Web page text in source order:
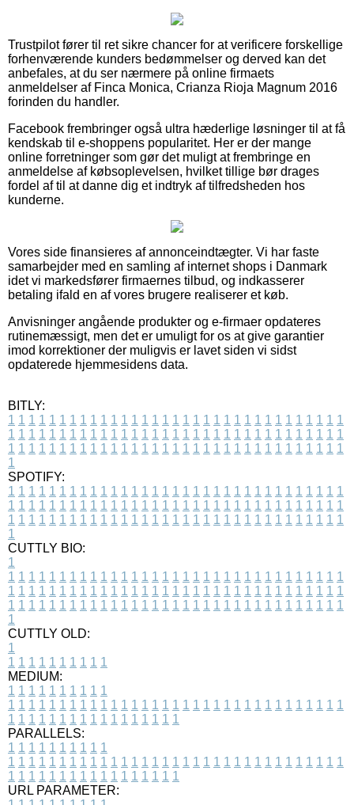
Trustpilot fører til ret sikre chancer for at verificere forskellige
forhenværende kunders bedømmelser og derved kan det
anbefales, at du ser nærmere på online firmaets
anmeldelser af Finca Monica, Crianza Rioja Magnum 2016
forinden du handler.
Facebook frembringer også ultra hæderlige løsninger til at få
kendskab til e-shoppens popularitet. Her er der mange
online forretninger som gør det muligt at frembringe en
anmeldelse af købsoplevelsen, hvilket tillige bør drages
fordel af til at danne dig et indtryk af tilfredsheden hos
kunderne.
Vores side finansieres af annonceindtægter. Vi har faste
samarbejder med en samling af internet shops i Danmark
idet vi markedsfører firmaernes tilbud, og indkasserer
betaling ifald en af vores brugere realiserer et køb.
Anvisninger angående produkter og e-firmaer opdateres
rutinemæssigt, men det er umuligt for os at give garantier
imod korrektioner der muligvis er lavet siden vi sidst
opdaterede hjemmesidens data.
BITLY:
1 1 1 1 1 1 1 1 1 1 1 1 1 1 1 1 1 1 1 1 1 1 1 1 1 1 1 1 1 1 1 1 1
1 1 1 1 1 1 1 1 1 1 1 1 1 1 1 1 1 1 1 1 1 1 1 1 1 1 1 1 1 1 1 1 1
1 1 1 1 1 1 1 1 1 1 1 1 1 1 1 1 1 1 1 1 1 1 1 1 1 1 1 1 1 1 1 1 1
1
SPOTIFY:
1 1 1 1 1 1 1 1 1 1 1 1 1 1 1 1 1 1 1 1 1 1 1 1 1 1 1 1 1 1 1 1 1
1 1 1 1 1 1 1 1 1 1 1 1 1 1 1 1 1 1 1 1 1 1 1 1 1 1 1 1 1 1 1 1 1
1 1 1 1 1 1 1 1 1 1 1 1 1 1 1 1 1 1 1 1 1 1 1 1 1 1 1 1 1 1 1 1 1
1
CUTTLY BIO:
1
1 1 1 1 1 1 1 1 1 1 1 1 1 1 1 1 1 1 1 1 1 1 1 1 1 1 1 1 1 1 1 1 1
1 1 1 1 1 1 1 1 1 1 1 1 1 1 1 1 1 1 1 1 1 1 1 1 1 1 1 1 1 1 1 1 1
1 1 1 1 1 1 1 1 1 1 1 1 1 1 1 1 1 1 1 1 1 1 1 1 1 1 1 1 1 1 1 1 1
1
CUTTLY OLD:
1
1 1 1 1 1 1 1 1 1 1
MEDIUM:
1 1 1 1 1 1 1 1 1 1
1 1 1 1 1 1 1 1 1 1 1 1 1 1 1 1 1 1 1 1 1 1 1 1 1 1 1 1 1 1 1 1 1
1 1 1 1 1 1 1 1 1 1 1 1 1 1 1 1 1
PARALLELS:
1 1 1 1 1 1 1 1 1 1
1 1 1 1 1 1 1 1 1 1 1 1 1 1 1 1 1 1 1 1 1 1 1 1 1 1 1 1 1 1 1 1 1
1 1 1 1 1 1 1 1 1 1 1 1 1 1 1 1 1
URL PARAMETER: